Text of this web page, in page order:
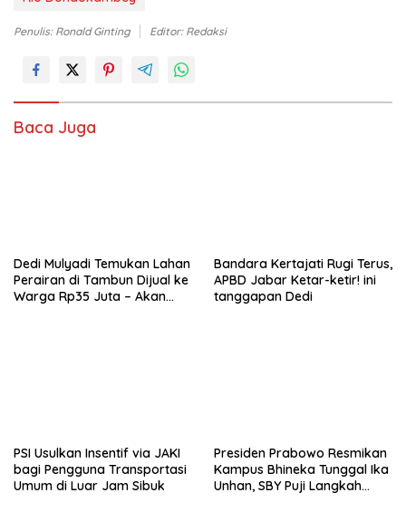
Penulis: Ronald Ginting Editor: Redaksi
Baca Juga
Dedi Mulyadi Temukan Lahan
Perairan di Tambun Dijual ke
Warga Rp35 Juta – Akan
Bandara Kertajati Rugi Terus,
APBD Jabar Ketar-ketir! ini
tanggapan Dedi
PSI Usulkan Insentif via JAKI
bagi Pengguna Transportasi
Umum di Luar Jam Sibuk
Presiden Prabowo Resmikan
Kampus Bhineka Tunggal Ika
Unhan, SBY Puji Langkah